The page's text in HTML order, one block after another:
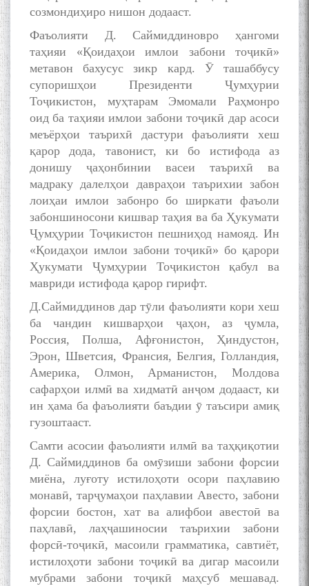
созмондиҳиро нишон додааст.
Фаъолияти Д. Саймиддиновро ҳангоми
таҳияи «Қоидаҳои имлои забони тоҷикӣ»
метавон бахусус зикр кард. Ӯ ташаббусу
супоришҳои Президенти Ҷумҳурии
Тоҷикистон, муҳтарам Эмомали Раҳмонро
оид ба таҳияи имлои забони тоҷикӣ дар асоси
меъёрҳои таърихӣ дастури фаъолияти хеш
қарор дода, тавонист, ки бо истифода аз
донишу ҷаҳонбинии васеи таърихӣ ва
мадраку далелҳои давраҳои таърихии забон
лоиҳаи имлои забонро бо ширкати фаъоли
забоншиносони кишвар таҳия ва ба Ҳукумати
Ҷумҳурии Тоҷикистон пешниҳод намояд. Ин
«Қоидаҳои имлои забони тоҷикӣ» бо қарори
Ҳукумати Ҷумҳурии Тоҷикистон қабул ва
мавриди истифода қарор гирифт.
Д.Саймиддинов дар тӯли фаъолияти кори хеш
ба чандин кишварҳои ҷаҳон, аз ҷумла,
Россия, Полша, Афғонистон, Ҳиндустон,
Эрон, Шветсия, Франсия, Белгия, Голландия,
Америка, Олмон, Арманистон, Молдова
сафарҳои илмӣ ва хидматӣ анҷом додааст, ки
ин ҳама ба фаъолияти баъдии ӯ таъсири амиқ
гузоштааст.
Самти асосии фаъолияти илмӣ ва таҳқиқотии
Д. Саймиддинов ба омӯзиши забони форсии
миёна, луғоту истилоҳоти осори паҳлавию
монавӣ, тарҷумаҳои паҳлавии Авесто, забони
форсии бостон, хат ва алифбои авестоӣ ва
паҳлавӣ, лаҳҷашиносии таърихии забони
форсӣ-тоҷикӣ, масоили грамматика, савтиёт,
истилоҳоти забони тоҷикӣ ва дигар масоили
мубрами забони тоҷикӣ маҳсуб мешавад.